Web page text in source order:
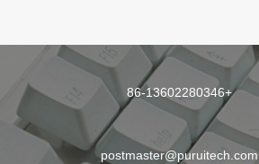
+86-13602280346
postmaster@puruitech.com